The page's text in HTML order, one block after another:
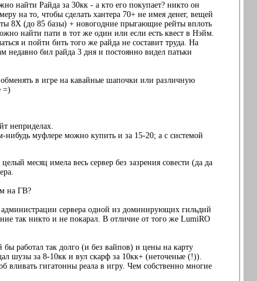
найти Райда за 30кк - а кто его покупает? никто он
на то, чтобы сделать хантера 70+ не имея денег, вещей
8Х (до 85 базы) + новогодние прыгающие рейты вплоть
найти пати в тот же один или если есть квест в Нэйм.
и пойти бить того же райда не составит труда. На
недавно бил райда 3 дня и постоянно видел патьки
обменять в игре на кавайные шапочки или различную
=)
неприделах.
нибудь муфлере можно купить и за 15-20; а с системой
месяц имела весь сервер без зазрения совести (да да
на ГВ?
сервера одной из доминирующих гильдий
так никто и не покарал. В отличие от того же LumiRO
работал так долго (и без вайпов) и цены на карту
шузы за 8-10кк и вул скарф за 10кк+ (неточеные (!)).
вливать гигатонны реала в игру. Чем собственно многие